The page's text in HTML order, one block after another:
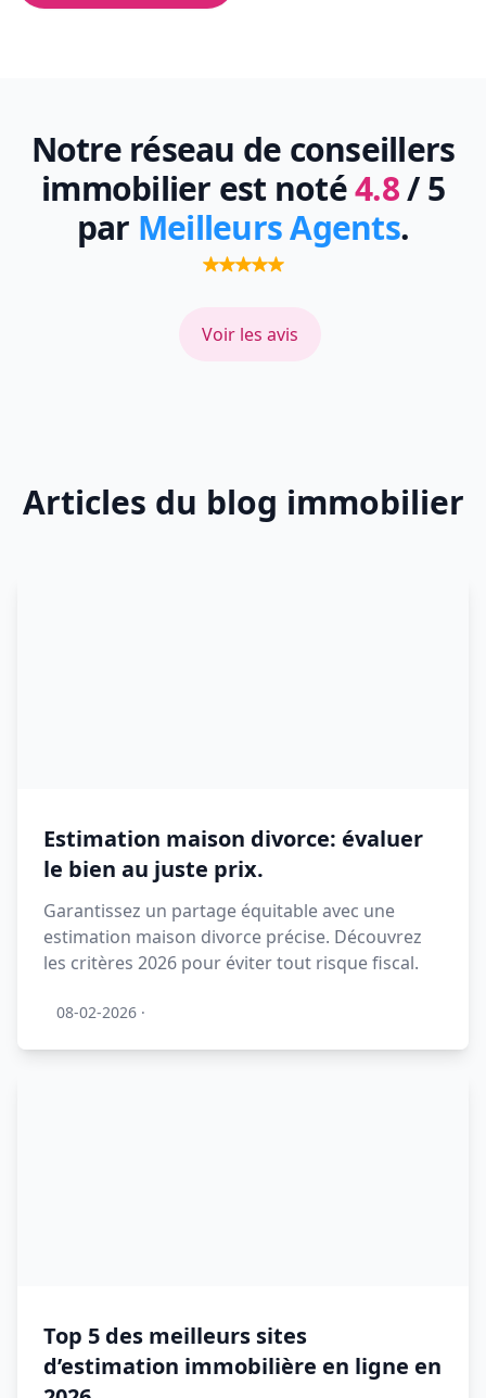
Notre réseau de conseillers
immobilier est noté4.8/ 5
par Meilleurs Agents.
Voir les avis
Articles du blog immobilier
Estimation maison divorce: évaluer
le bien au juste prix.
Garantissez un partage équitable avec une
estimation maison divorce précise. Découvrez
les critères 2026 pour éviter tout risque fiscal.
08-02-2026 ·
Top 5 des meilleurs sites
d’estimation immobilière en ligne en